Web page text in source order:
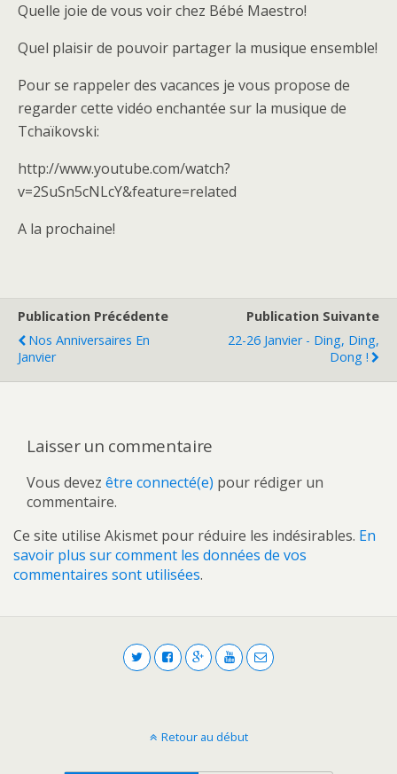
Quelle joie de vous voir chez Bébé Maestro!
Quel plaisir de pouvoir partager la musique ensemble!
Pour se rappeler des vacances je vous propose de
regarder cette vidéo enchantée sur la musique de
Tchaïkovski:
http://www.youtube.com/watch?
v=2SuSn5cNLcY&feature=related
A la prochaine!
Publication Précédente
Nos Anniversaires En
Janvier
Publication Suivante
22-26 Janvier - Ding, Ding,
Dong !
Laisser un commentaire
Vous devez être connecté(e) pour rédiger un
commentaire.
Ce site utilise Akismet pour réduire les indésirables. En
savoir plus sur comment les données de vos
commentaires sont utilisées.
Retour au début